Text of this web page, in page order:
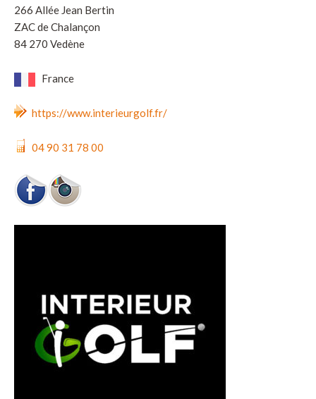
266 Allée Jean Bertin
ZAC de Chalançon
84 270 Vedène
France
https://www.interieurgolf.fr/
04 90 31 78 00